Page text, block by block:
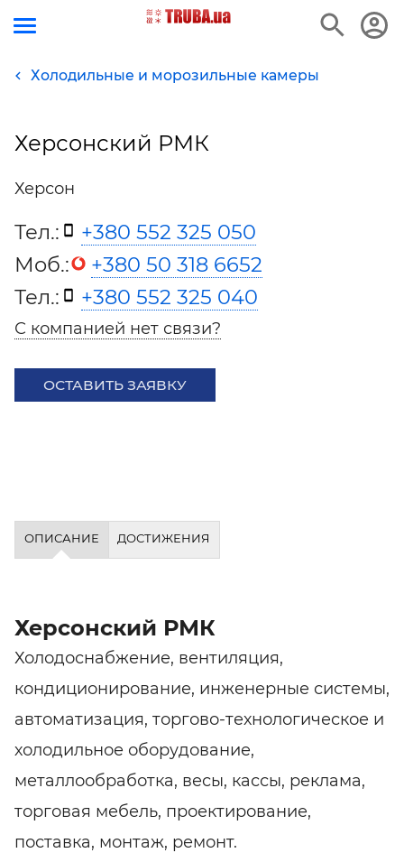
Холодильные и морозильные камеры
Херсонский РМК
Херсон
Тел.:
+380 552 325 050
Моб.:
+380 50 318 6652
Тел.:
+380 552 325 040
С компанией нет связи?
ОСТАВИТЬ ЗАЯВКУ
ОПИСАНИЕ ДОСТИЖЕНИЯ
Херсонский РМК
Холодоснабжение, вентиляция,
кондиционирование, инженерные системы,
автоматизация, торгово-технологическое и
холодильное оборудование,
металлообработка, весы, кассы, реклама,
торговая мебель, проектирование,
поставка, монтаж, ремонт.